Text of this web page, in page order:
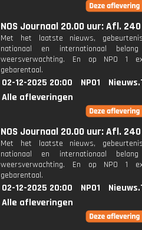
NOS Journaal 20.00 uur: Afl. 240
Met het laatste nieuws,
nationaal en internationaal
weersverwachting. En op NPO 1
gebarentaal.
02-12-2025 20:00 NPO1
Alle afleveringen
NOS Journaal 20.00 uur: Afl. 240
Met het laatste nieuws,
nationaal en internationaal
weersverwachting. En op NPO 1
gebarentaal.
02-12-2025 20:00 NPO1
Alle afleveringen